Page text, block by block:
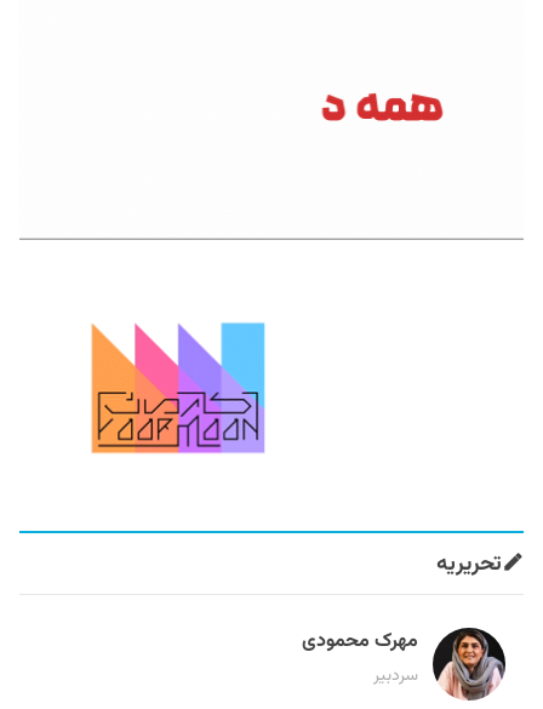
تحریریه
مهرک محمودی
سردبیر